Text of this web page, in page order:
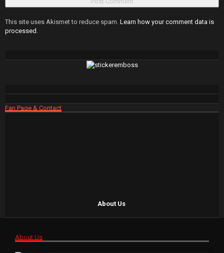
This site uses Akismet to reduce spam. Learn how your comment data is
processed .
Fan Page & Contact
About Us
About Us